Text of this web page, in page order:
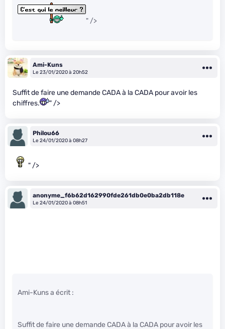
" />
Ami-Kuns
Le 23/01/2020 à 20h52
Suffit de faire une demande CADA à la CADA pour avoir les
chiffres.
" />
Philou66
Le 24/01/2020 à 08h27
" />
anonyme_f6b62d162990fde261db0e0ba2db118e
Le 24/01/2020 à 08h51
Ami-Kuns a écrit :
Suffit de faire une demande CADA à la CADA pour avoir les